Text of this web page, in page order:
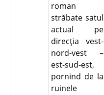
roman
străbate satul
actual pe
direcţia vest-
nord-vest –
est-sud-est,
pornind de la
ruinele